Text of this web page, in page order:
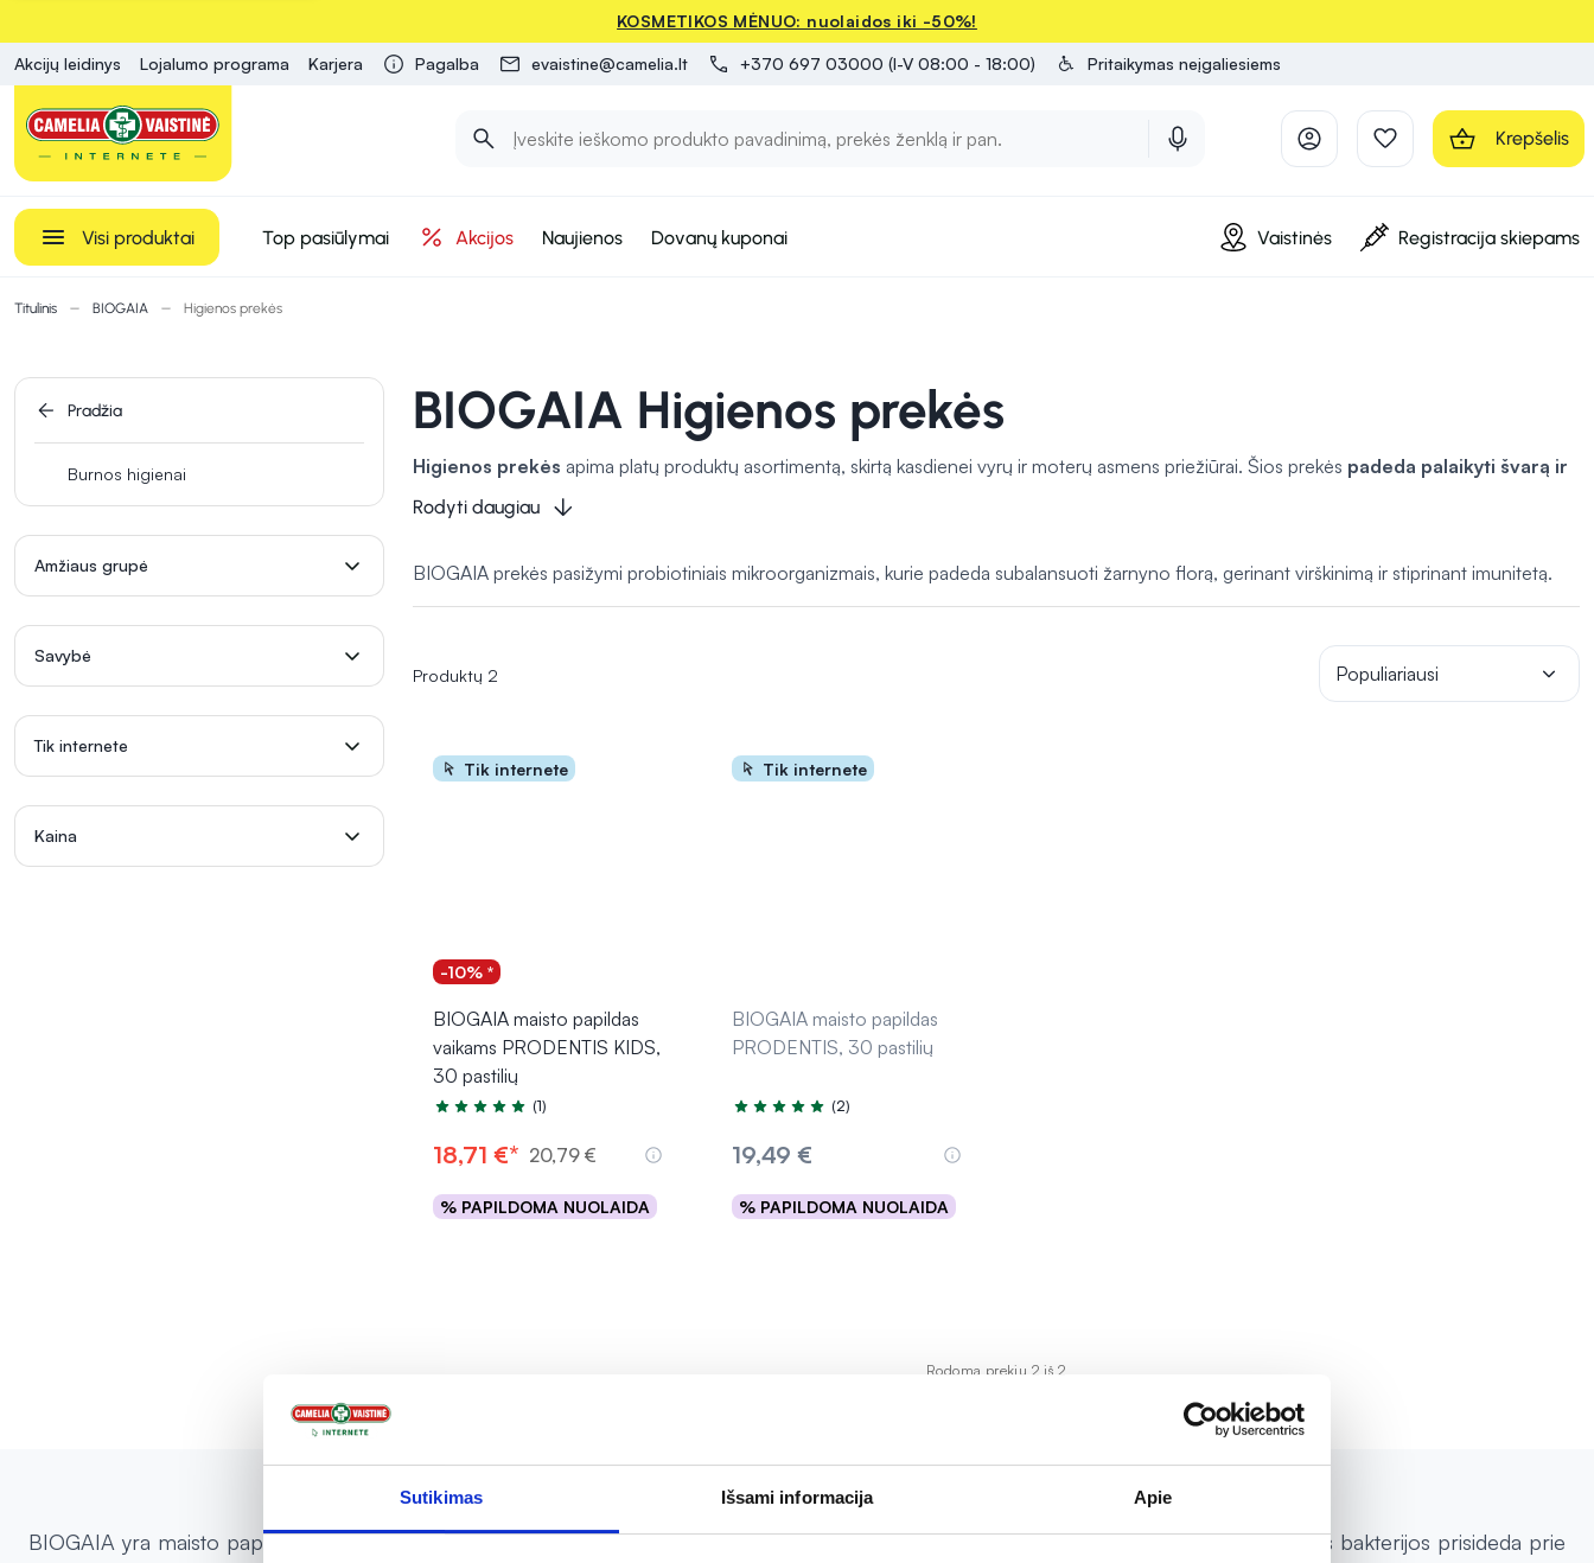
Sutikimas Išsami informacija Apie
KOSMETIKOS MĖNUO: nuolaidos iki -50%!
Akcijų leidinys Lojalumo programa Karjera Pagalba evaistine@camelia.lt +370 697 03000 (I-V 08:00 - 18:00) Pritaikymas neįgaliesiems
Krepšelis
Visi produktai Top pasiūlymai Akcijos Naujienos Dovanų kuponai Vaistinės Registracija skiepams
Titulinis BIOGAIA Higienos prekės
Pradžia
Burnos higienai
Amžiaus grupė
Savybė
Tik internete
Kaina
BIOGAIA Higienos prekės
Higienos prekės apima platų produktų asortimentą, skirtą kasdienei vyrų ir moterų asmens priežiūrai. Šios prekės padeda palaikyti švarą ir
komfortą
, taip pat užtikrinti apsaugą nuo infekcijų. Vyrų ir moterų higienai skirtos priemonės pritaikytos specifiniams poreikiams, pavyzdžiui,
intymiai higienai ar odos priežiūrai. Slaugos prekės papildomai padeda rūpinantis pacientais bei kasdieniais poreikiais.
Rodyti daugiau
BIOGAIA prekės pasižymi probiotiniais mikroorganizmais, kurie padeda subalansuoti žarnyno florą, gerinant virškinimą ir stiprinant imunitetą.
Produktų 2 Populiariausi
Tik internete
-10% *
BIOGAIA maisto papildas
vaikams PRODENTIS KIDS,
30 pastilių
Įvertinimas 5.0 iš 5
(1)
18,71 €* 20,79 €
% PAPILDOMA NUOLAIDA
Į krepšelį
Tik internete
BIOGAIA maisto papildas
PRODENTIS, 30 pastilių
Įvertinimas 5.0 iš 5
(2)
19,49 €
% PAPILDOMA NUOLAIDA
Išparduota
Rodoma prekių 2 iš 2
BIOGAIA yra maisto papildai, kuriuose yra probiotikų, padedančių palaikyti sveiką virškinimo sistemą. Šių papildų sudėtyje esančios gerosios bakterijos prisideda prie